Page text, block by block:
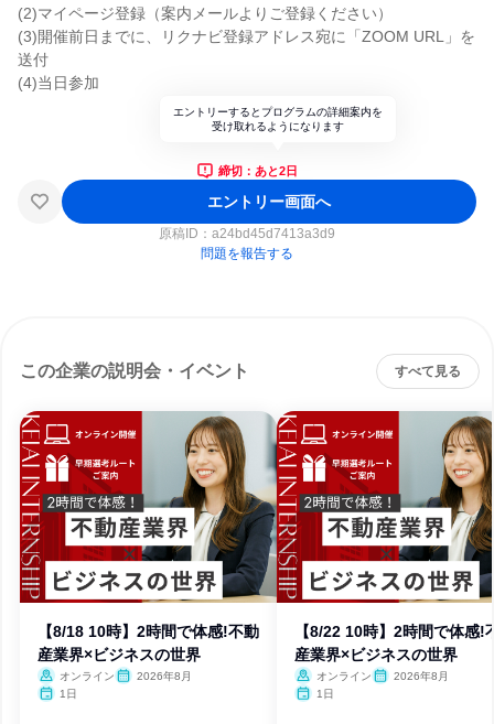
(2)マイページ登録（案内メールよりご登録ください）
(3)開催前日までに、リクナビ登録アドレス宛に「ZOOM URL」を
送付
(4)当日参加
エントリーするとプログラムの詳細案内を
受け取れるようになります
締切：あと2日
エントリー画面へ
原稿ID： a24bd45d7413a3d9
問題を報告する
この企業の説明会・イベント すべて見る
【8/18 10時】2時間で体感!不動
産業界×ビジネスの世界
オンライン
2026年8月
1日
【8/22 10時】2時間で体感!
産業界×ビジネスの世界
オンライン
2026年8月
1日